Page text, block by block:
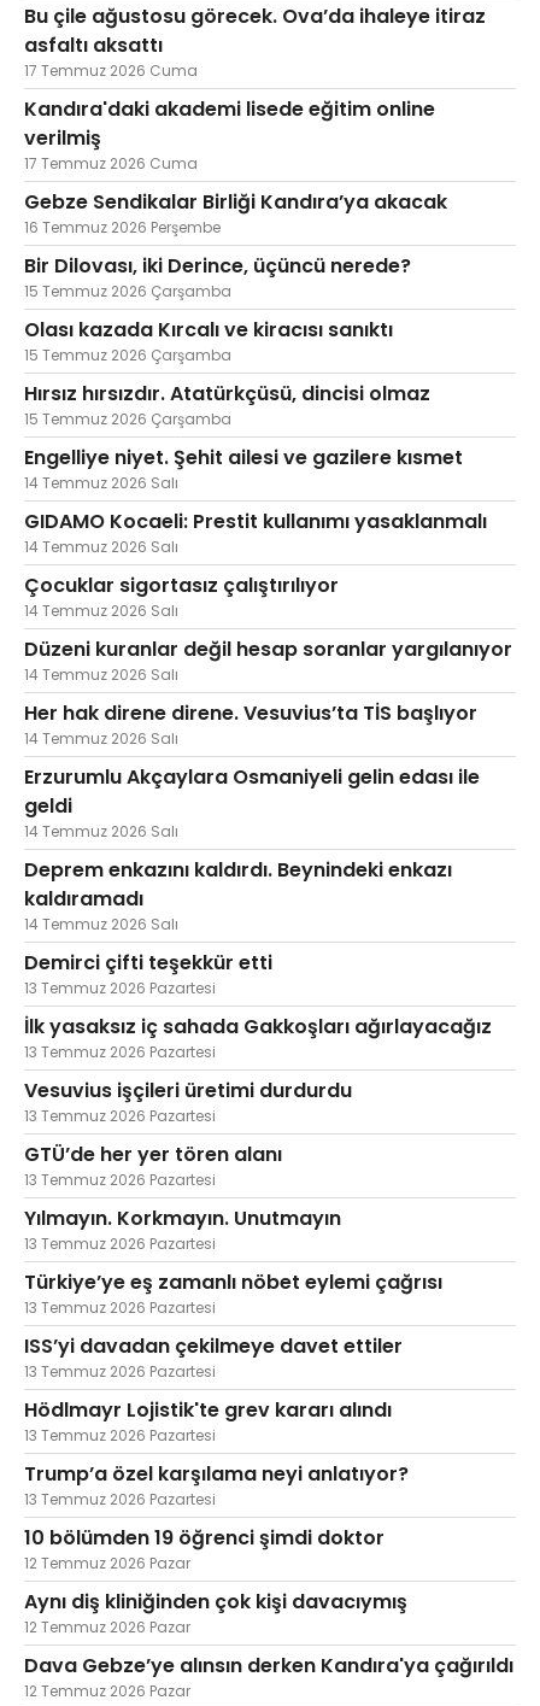
Bu çile ağustosu görecek. Ova’da ihaleye itiraz
asfaltı aksattı
17 Temmuz 2026 Cuma
Kandıra'daki akademi lisede eğitim online
verilmiş
17 Temmuz 2026 Cuma
Gebze Sendikalar Birliği Kandıra’ya akacak
16 Temmuz 2026 Perşembe
Bir Dilovası, iki Derince, üçüncü nerede?
15 Temmuz 2026 Çarşamba
Olası kazada Kırcalı ve kiracısı sanıktı
15 Temmuz 2026 Çarşamba
Hırsız hırsızdır. Atatürkçüsü, dincisi olmaz
15 Temmuz 2026 Çarşamba
Engelliye niyet. Şehit ailesi ve gazilere kısmet
14 Temmuz 2026 Salı
GIDAMO Kocaeli: Prestit kullanımı yasaklanmalı
14 Temmuz 2026 Salı
Çocuklar sigortasız çalıştırılıyor
14 Temmuz 2026 Salı
Düzeni kuranlar değil hesap soranlar yargılanıyor
14 Temmuz 2026 Salı
Her hak direne direne. Vesuvius’ta TİS başlıyor
14 Temmuz 2026 Salı
Erzurumlu Akçaylara Osmaniyeli gelin edası ile
geldi
14 Temmuz 2026 Salı
Deprem enkazını kaldırdı. Beynindeki enkazı
kaldıramadı
14 Temmuz 2026 Salı
Demirci çifti teşekkür etti
13 Temmuz 2026 Pazartesi
İlk yasaksız iç sahada Gakkoşları ağırlayacağız
13 Temmuz 2026 Pazartesi
Vesuvius işçileri üretimi durdurdu
13 Temmuz 2026 Pazartesi
GTÜ’de her yer tören alanı
13 Temmuz 2026 Pazartesi
Yılmayın. Korkmayın. Unutmayın
13 Temmuz 2026 Pazartesi
Türkiye’ye eş zamanlı nöbet eylemi çağrısı
13 Temmuz 2026 Pazartesi
ISS’yi davadan çekilmeye davet ettiler
13 Temmuz 2026 Pazartesi
Hödlmayr Lojistik'te grev kararı alındı
13 Temmuz 2026 Pazartesi
Trump’a özel karşılama neyi anlatıyor?
13 Temmuz 2026 Pazartesi
10 bölümden 19 öğrenci şimdi doktor
12 Temmuz 2026 Pazar
Aynı diş kliniğinden çok kişi davacıymış
12 Temmuz 2026 Pazar
Dava Gebze’ye alınsın derken Kandıra'ya çağırıldı
12 Temmuz 2026 Pazar